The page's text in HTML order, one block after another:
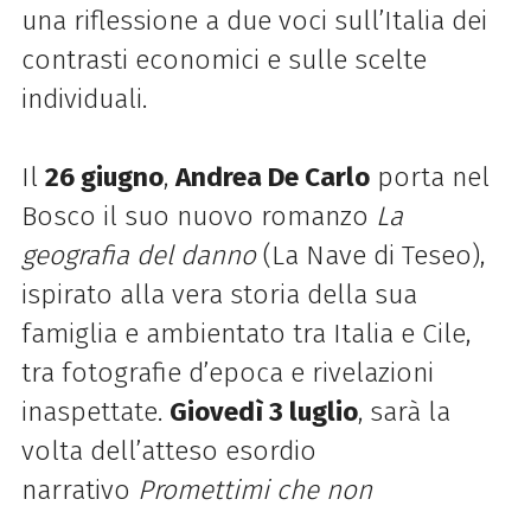
una riflessione a due voci sull’Italia dei
contrasti economici e sulle scelte
individuali.
Il 26 giugno, Andrea De Carlo porta nel
Bosco il suo nuovo romanzo La
geografia del danno (La Nave di Teseo),
ispirato alla vera storia della sua
famiglia e ambientato tra Italia e Cile,
tra fotografie d’epoca e rivelazioni
inaspettate. Giovedì 3 luglio, sarà la
volta dell’atteso esordio
narrativo Promettimi che non